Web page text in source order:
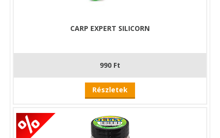
CARP EXPERT SILICORN
990 Ft
Részletek